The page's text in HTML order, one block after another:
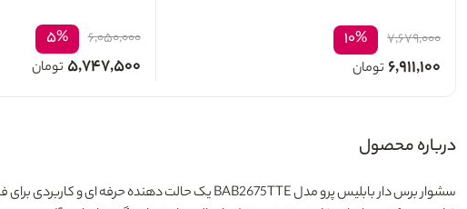
۷,۶۷۹,۰۰۰ ۱۰%
۶,۹۱۱,۱۰۰ تومان
۶,۰۵۰,۰۰۰ ۵%
۵,۷۴۷,۵۰۰ تومان
درباره محصول
سشوار برس دار بابلیس پرو مدل BAB2675TTE